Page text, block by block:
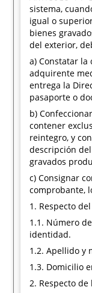
sistema,
igual o superior
bienes
del exterior,
a) Constatar
adquirente
entrega la
pasaporte o
b)
contener
reintegro, y
descripción
gravados
c) Consignar
comprobante,
1. Respecto
1.1. Número
identidad.
1.2. Apellido y
1.3. Domicilio
2. Respecto